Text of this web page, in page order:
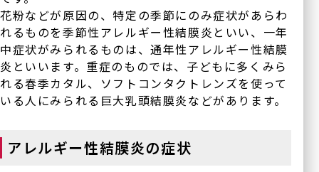
アドオンレンズ
白内障手術やり直し
外来
一般診療
シングリックス®
花粉などが原因の、特定の季節にのみ症状があらわ
れるものを季節性アレルギー性結膜炎といい、一年
中症状がみられるものは、通年性アレルギー性結膜
炎といいます。重症のものでは、子どもに多くみら
れる春季カタル、ソフトコンタクトレンズを使って
いる人にみられる巨大乳頭結膜炎などがあります。
アレルギー性結膜炎の症状